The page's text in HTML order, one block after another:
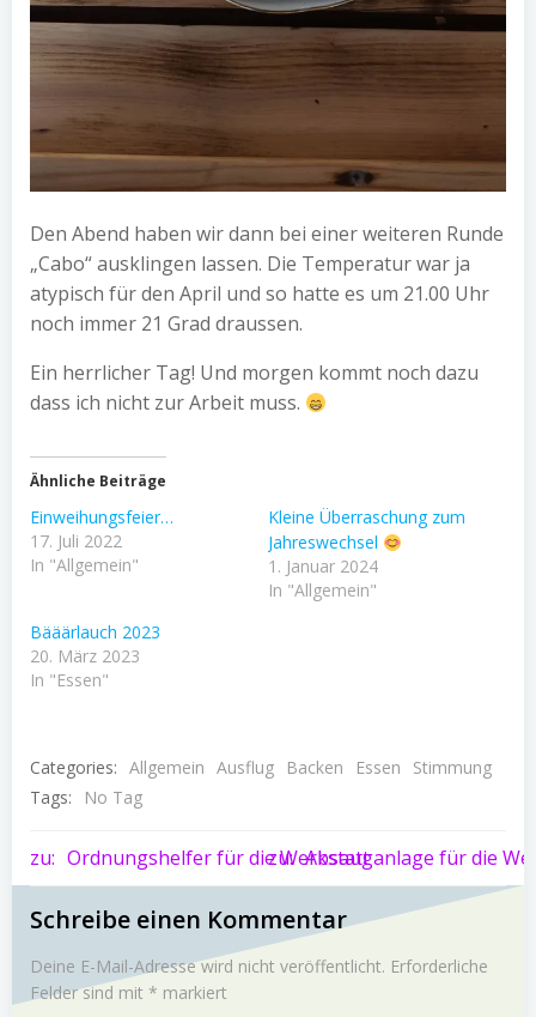
Den Abend haben wir dann bei einer weiteren Runde
„Cabo“ ausklingen lassen. Die Temperatur war ja
atypisch für den April und so hatte es um 21.00 Uhr
noch immer 21 Grad draussen.
Ein herrlicher Tag! Und morgen kommt noch dazu
dass ich nicht zur Arbeit muss.
Ähnliche Beiträge
Einweihungsfeier…
17. Juli 2022
In "Allgemein"
Kleine Überraschung zum
Jahreswechsel
1. Januar 2024
In "Allgemein"
Bääärlauch 2023
20. März 2023
In "Essen"
Categories: Allgemein Ausflug Backen Essen
Stimmung
Tags:
No Tag
Post
navigation
zu: Ordnungshelfer für die Werkstatt
Post
navigation
zu: Absauganlage für die
Schreibe einen Kommentar
Deine E-Mail-Adresse wird nicht veröffentlicht. Erforderliche
Felder sind mit * markiert